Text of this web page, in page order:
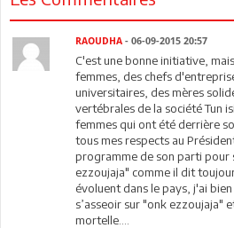
RAOUDHA - 06-09-2015 20:57
C'est une bonne initiative,
femmes, des chefs
universitaires, des mères
vertébrales de la société Tun
femmes qui ont été derrière
tous mes respects au
programme de son parti pour
ezzoujaja" comme il dit
évoluent dans le pays, j'ai
s’asseoir sur "onk ezzoujaja"
mortelle....